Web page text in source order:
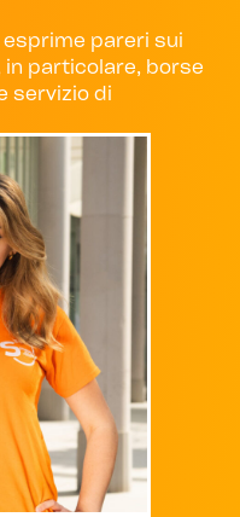
pareri sui
particolare, borse
servizio di